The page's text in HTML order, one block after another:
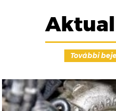
További